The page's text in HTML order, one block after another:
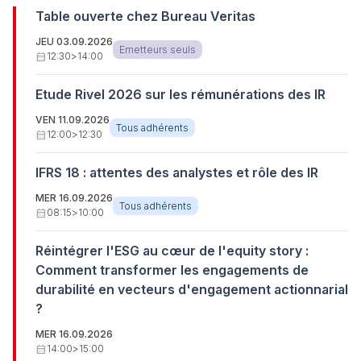
Table ouverte chez Bureau Veritas
JEU 03.09.2026
calendar_month 12:30>14:00
Emetteurs seuls
Etude Rivel 2026 sur les rémunérations des IR
VEN 11.09.2026
calendar_month 12:00>12:30
Tous adhérents
IFRS 18 : attentes des analystes et rôle des IR
MER 16.09.2026
calendar_month 08:15>10:00
Tous adhérents
Réintégrer l'ESG au cœur de l'equity story :
Comment transformer les engagements de
durabilité en vecteurs d'engagement actionnarial
?
MER 16.09.2026
calendar_month 14:00>15:00